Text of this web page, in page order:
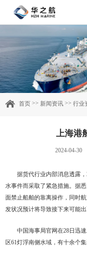
首页 >> 新闻资讯 >>行业
上海
2024-04-30
据货代行业内部消息透露
水事件而采取了紧急措施。据
面禁止船舶的靠离操作，同时
发状况预计将导致接下来可能出
中国海事局官网在28日迅
区61灯浮南侧水域，有十余个